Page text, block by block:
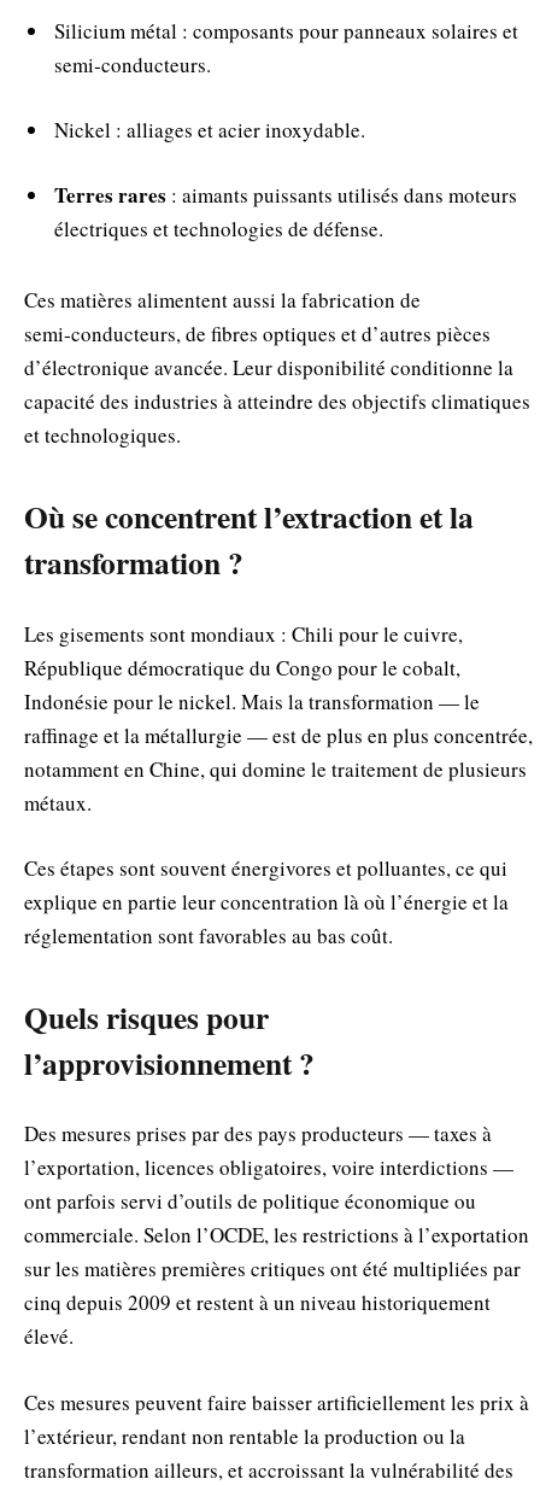
Silicium métal : composants pour panneaux solaires et
semi‑conducteurs.
Nickel : alliages et acier inoxydable.
Terres rares : aimants puissants utilisés dans moteurs
électriques et technologies de défense.
Ces matières alimentent aussi la fabrication de
semi‑conducteurs, de fibres optiques et d’autres pièces
d’électronique avancée. Leur disponibilité conditionne la
capacité des industries à atteindre des objectifs climatiques
et technologiques.
Où se concentrent l’extraction et la
transformation ?
Les gisements sont mondiaux : Chili pour le cuivre,
République démocratique du Congo pour le cobalt,
Indonésie pour le nickel. Mais la transformation — le
raffinage et la métallurgie — est de plus en plus concentrée,
notamment en Chine, qui domine le traitement de plusieurs
métaux.
Ces étapes sont souvent énergivores et polluantes, ce qui
explique en partie leur concentration là où l’énergie et la
réglementation sont favorables au bas coût.
Quels risques pour
l’approvisionnement ?
Des mesures prises par des pays producteurs — taxes à
l’exportation, licences obligatoires, voire interdictions —
ont parfois servi d’outils de politique économique ou
commerciale. Selon l’OCDE, les restrictions à l’exportation
sur les matières premières critiques ont été multipliées par
cinq depuis 2009 et restent à un niveau historiquement
élevé.
Ces mesures peuvent faire baisser artificiellement les prix à
l’extérieur, rendant non rentable la production ou la
transformation ailleurs, et accroissant la vulnérabilité des